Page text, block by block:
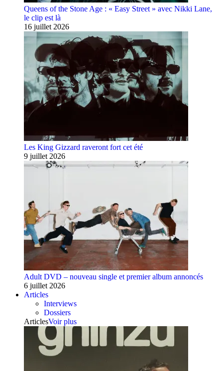
Queens of the Stone Age : « Easy Street » avec Nikki Lane,
le clip est là
16 juillet 2026
Les King Gizzard raveront fort cet été
9 juillet 2026
Adult DVD – nouveau single et premier album annoncés
6 juillet 2026
Articles
Interviews
Dossiers
ArticlesVoir plus